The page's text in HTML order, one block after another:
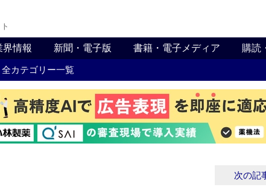
界情報 新聞・電子版 書籍・電子メディア 購読
全カテゴリー一覧
次の記